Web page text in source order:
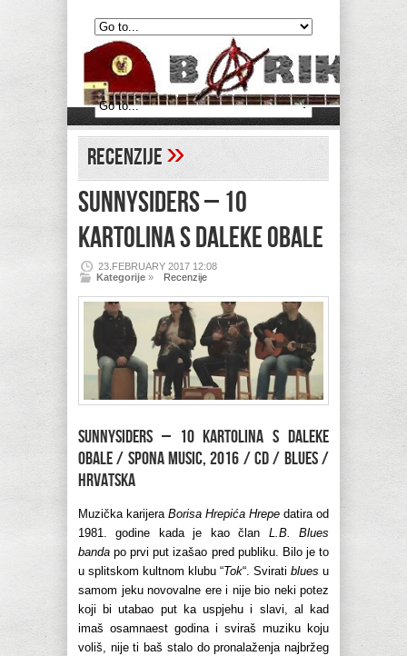
Recenzije»
SUNNYSIDERS – 10
kartolina s daleke obale
23.FEBRUARY 2017 12:08
Kategorije » Recenzije
SUNNYSIDERS – 10 kartolina s daleke
obale / Spona Music, 2016 / CD / blues /
Hrvatska
Muzička karijera Borisa Hrepića Hrepe datira od
1981. godine kada je kao član L.B. Blues
banda po prvi put izašao pred publiku. Bilo je to
u splitskom kultnom klubu “Tok“. Svirati blues u
samom jeku novovalne ere i nije bio neki potez
koji bi utabao put ka uspjehu i slavi, al kad
imaš osamnaest godina i sviraš muziku koju
voliš, nije ti baš stalo do pronalaženja najbržeg